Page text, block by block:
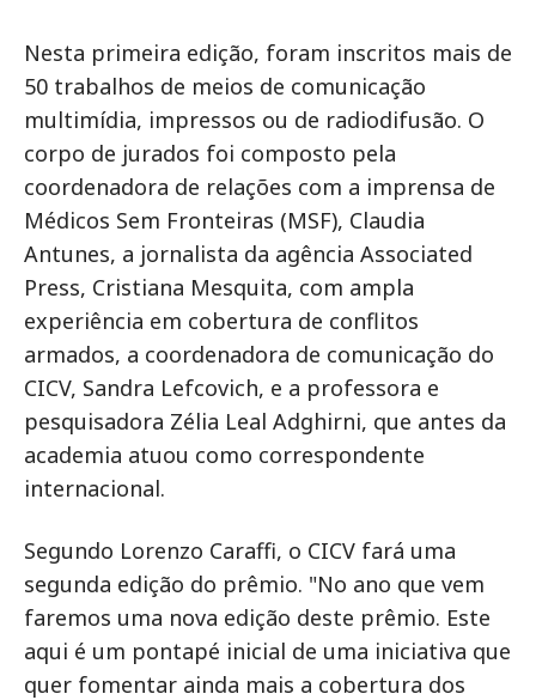
Nesta primeira edição, foram inscritos mais de
50 trabalhos de meios de comunicação
multimídia, impressos ou de radiodifusão. O
corpo de jurados foi composto pela
coordenadora de relações com a imprensa de
Médicos Sem Fronteiras (MSF), Claudia
Antunes, a jornalista da agência Associated
Press, Cristiana Mesquita, com ampla
experiência em cobertura de conflitos
armados, a coordenadora de comunicação do
CICV, Sandra Lefcovich, e a professora e
pesquisadora Zélia Leal Adghirni, que antes da
academia atuou como correspondente
internacional.
Segundo Lorenzo Caraffi, o CICV fará uma
segunda edição do prêmio. "No ano que vem
faremos uma nova edição deste prêmio. Este
aqui é um pontapé inicial de uma iniciativa que
quer fomentar ainda mais a cobertura dos